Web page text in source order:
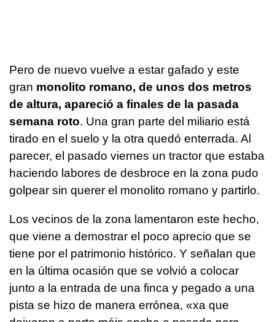
Pero de nuevo vuelve a estar gafado y este
gran monolito romano, de unos dos metros
de altura, apareció a finales de la pasada
semana roto. Una gran parte del miliario está
tirado en el suelo y la otra quedó enterrada. Al
parecer, el pasado viernes un tractor que estaba
haciendo labores de desbroce en la zona pudo
golpear sin querer el monolito romano y partirlo.
Los vecinos de la zona lamentaron este hecho,
que viene a demostrar el poco aprecio que se
tiene por el patrimonio histórico. Y señalan que
en la última ocasión que se volvió a colocar
junto a la entrada de una finca y pegado a una
pista se hizo de manera errónea, «xa que